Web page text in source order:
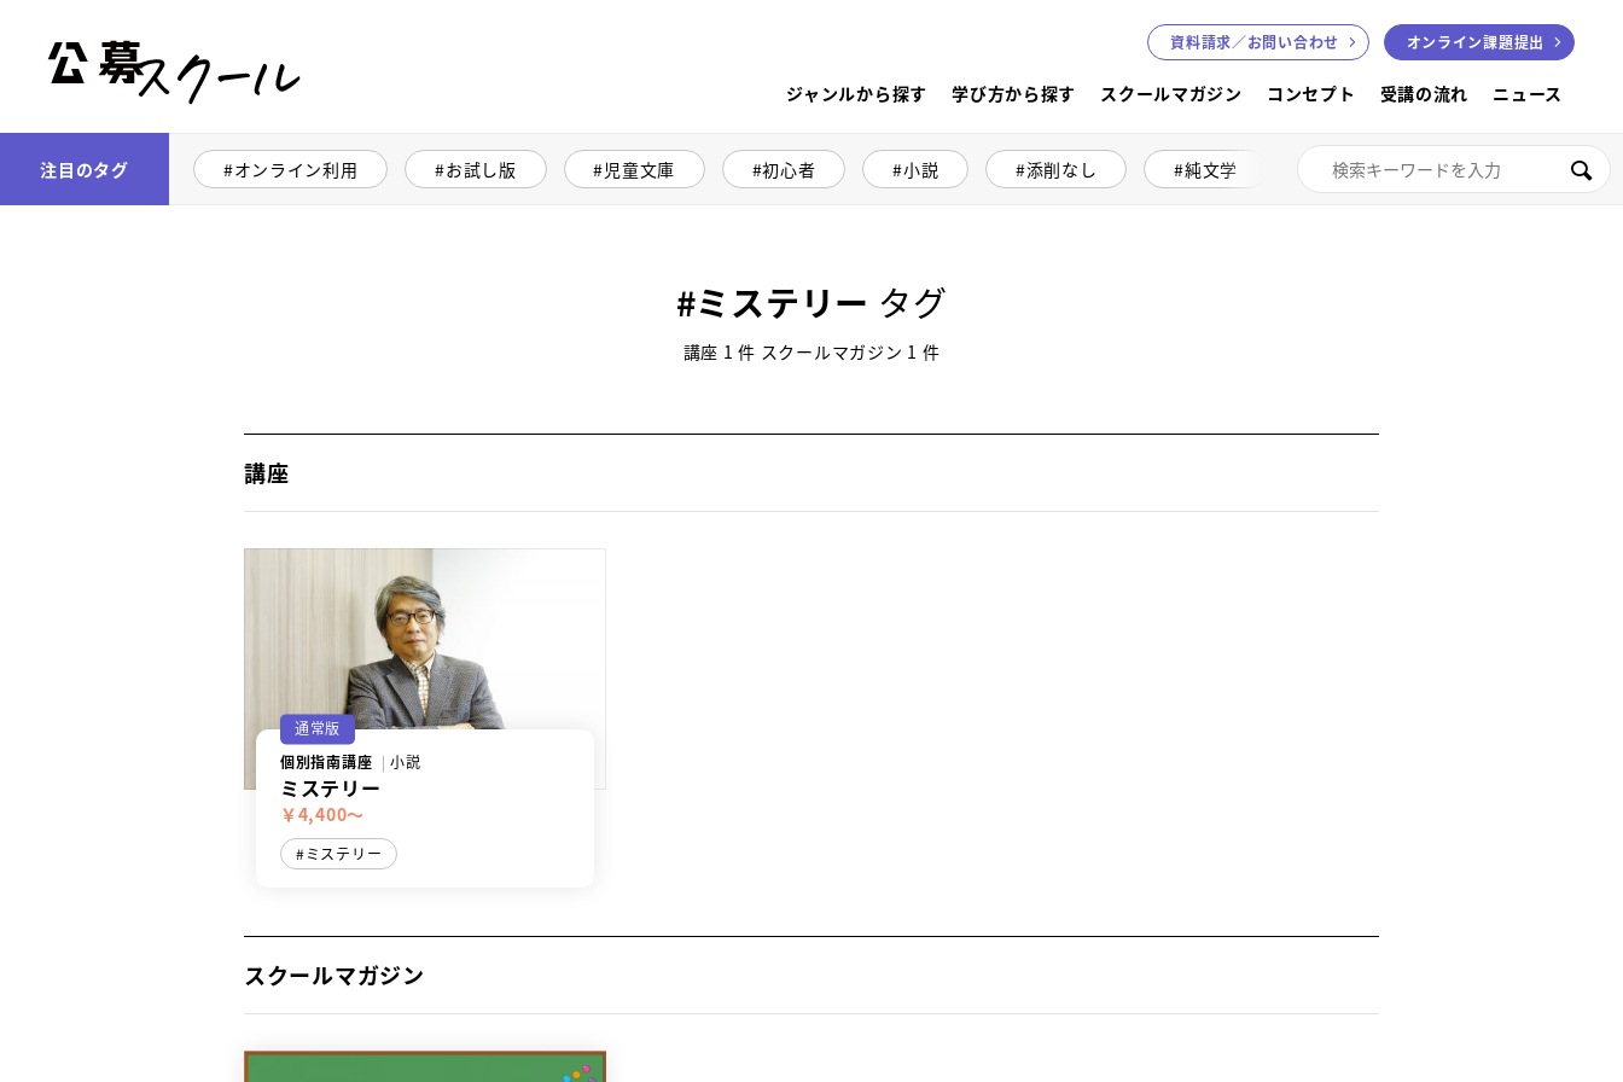
公募スクール
ジャンルから探す 学び方から探す スクールマガジン コンセプト 受講の流れ ニュース
資料請求／お問い合わせ オンライン課題提出
注目のタグ オンライン利用 お試し版 児童文庫 初心者 小説 添削なし 純文学 絵本講座 色鉛筆画
ミステリー タグ
講座 1 件 スクールマガジン 1 件
講座
通常版
個別指南講座
小説
ミステリー
￥4,400～
ミステリー
スクールマガジン